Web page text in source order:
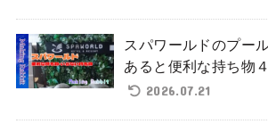
スパワールドのプー
あると便利な持ち物
2026.07.21